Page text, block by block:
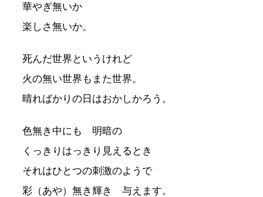
華やぎ無いか
楽しさ無いか。
死んだ世界というけれど
火の無い世界もまた世界。
晴ればかりの日はおかしかろう。
色無き中にも 明暗の
くっきりはっきり見えるとき
それはひとつの刺激のようで
彩（あや）無き輝き 与えます。